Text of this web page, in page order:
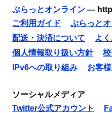
ぷらっとオンライン —
ご利用ガイド
ぷらっと
配送・決済について
よ
個人情報取り扱い方針
IPv6への取り組み
お客
ソーシャルメディア
Twitter公式アカウント